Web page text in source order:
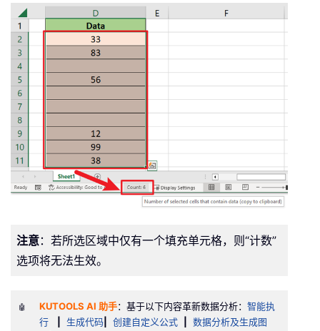
注意：若所选区域中仅有一个填充单元格，则“计数”
选项将无法生效。
🤖 KUTOOLS AI 助手：基于以下内容革新数据分析： 智能执
行
生成代码 创建自定义公式
数据分析及生成图